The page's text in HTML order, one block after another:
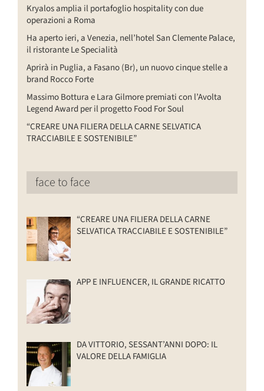
Kryalos amplia il portafoglio hospitality con due
operazioni a Roma
Ha aperto ieri, a Venezia, nell’hotel San Clemente Palace,
il ristorante Le Specialità
Aprirà in Puglia, a Fasano (Br), un nuovo cinque stelle a
brand Rocco Forte
Massimo Bottura e Lara Gilmore premiati con l’Avolta
Legend Award per il progetto Food For Soul
“CREARE UNA FILIERA DELLA CARNE SELVATICA
TRACCIABILE E SOSTENIBILE”
face to face
“CREARE UNA FILIERA DELLA CARNE
SELVATICA TRACCIABILE E SOSTENIBILE”
APP E INFLUENCER, IL GRANDE RICATTO
DA VITTORIO, SESSANT’ANNI DOPO: IL
VALORE DELLA FAMIGLIA